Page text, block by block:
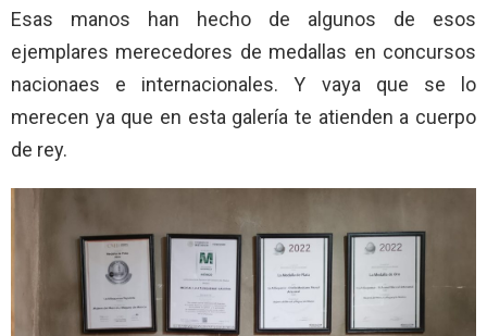
Esas manos han hecho de algunos de esos
ejemplares merecedores de medallas en concursos
nacionaes e internacionales. Y vaya que se lo
merecen ya que en esta galería te atienden a cuerpo
de rey.